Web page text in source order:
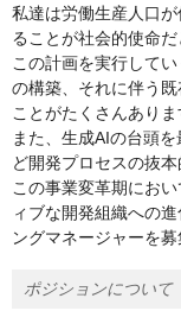
私達は労働生産人口
ることが社会的使命だ
この計画を実行して
の構築、それに伴う
ことがたくさんありま
また、生成AIの台頭
ど開発プロセスの抜
この事業変革期にお
ィブな開発組織への
ングマネージャーを募
ポジションについて